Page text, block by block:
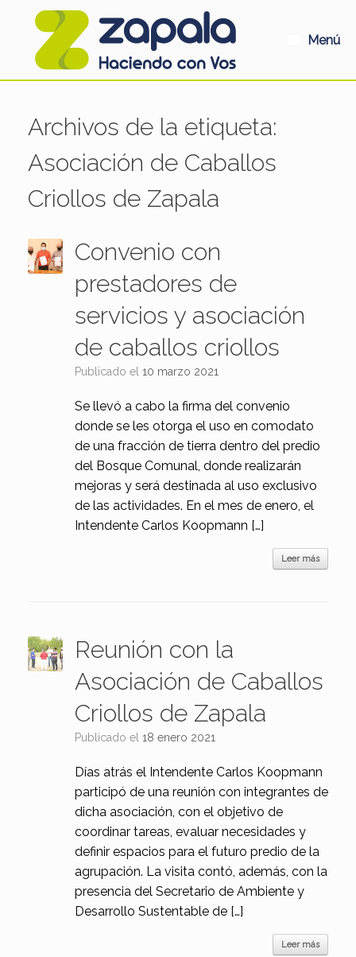
Menú
Archivos de la etiqueta:
Asociación de Caballos
Criollos de Zapala
Convenio con
prestadores de
servicios y asociación
de caballos criollos
Publicado el 10 marzo 2021
Se llevó a cabo la firma del convenio
donde se les otorga el uso en comodato
de una fracción de tierra dentro del predio
del Bosque Comunal, donde realizarán
mejoras y será destinada al uso exclusivo
de las actividades. En el mes de enero, el
Intendente Carlos Koopmann […]
Leer más
Reunión con la
Asociación de Caballos
Criollos de Zapala
Publicado el 18 enero 2021
Días atrás el Intendente Carlos Koopmann
participó de una reunión con integrantes de
dicha asociación, con el objetivo de
coordinar tareas, evaluar necesidades y
definir espacios para el futuro predio de la
agrupación. La visita contó, además, con la
presencia del Secretario de Ambiente y
Desarrollo Sustentable de […]
Leer más